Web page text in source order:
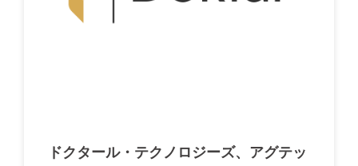
ドクタール・テクノロジーズ、アグテッ